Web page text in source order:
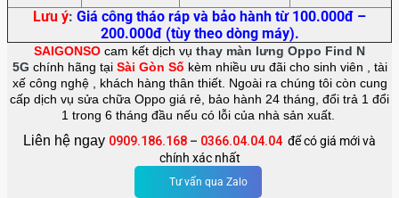
Lưu ý: Giá công tháo ráp và bảo hành từ 100.000đ –
200.000đ (tùy theo dòng máy).
SAIGONSO cam kết dịch vụ thay màn lưng Oppo Find N
5G chính hãng tại Sài Gòn Số kèm nhiều ưu đãi cho sinh viên , tài
xế công nghệ , khách hàng thân thiết. Ngoài ra chúng tôi còn cung
cấp dịch vụ sửa chữa Oppo giá rẻ, bảo hành 24 tháng, đổi trả 1 đổi
1 trong 6 tháng đầu nếu có lỗi của nhà sản xuất.
Liên hệ ngay 0909.186.168 – 0366.04.04.04 để có giá mới và
chính xác nhất
Tư vấn qua Zalo